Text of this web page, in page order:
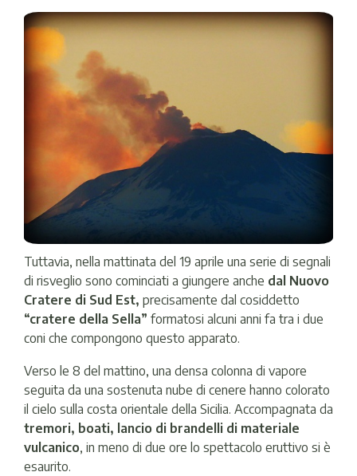
Tuttavia, nella mattinata del 19 aprile una serie di segnali
di risveglio sono cominciati a giungere anche dal Nuovo
Cratere di Sud Est, precisamente dal cosiddetto
“cratere della Sella” formatosi alcuni anni fa tra i due
coni che compongono questo apparato.
Verso le 8 del mattino, una densa colonna di vapore
seguita da una sostenuta nube di cenere hanno colorato
il cielo sulla costa orientale della Sicilia. Accompagnata da
tremori, boati, lancio di brandelli di materiale
vulcanico, in meno di due ore lo spettacolo eruttivo si è
esaurito.